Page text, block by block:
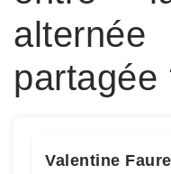
partagée
Valentine Faure